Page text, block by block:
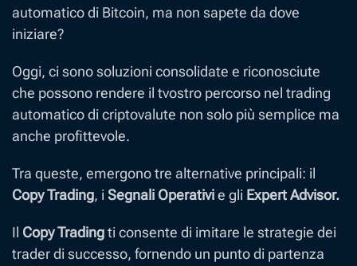
automatico di Bitcoin, ma non sapete da dove
iniziare?
Oggi, ci sono soluzioni consolidate e riconosciute
che possono rendere il tvostro percorso nel trading
automatico di criptovalute non solo più semplice ma
anche profittevole.
Tra queste, emergono tre alternative principali: il
Copy Trading, i Segnali Operativie gli Expert Advisor.
Il Copy Tradingti consente di imitare le strategie dei
trader di successo, fornendo un punto di partenza